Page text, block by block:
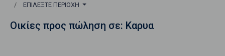
ΕΠΙΛΈΞΤΕ ΠΕΡΙΟΧΉ
Οικίες προς πώληση σε: Καρυα